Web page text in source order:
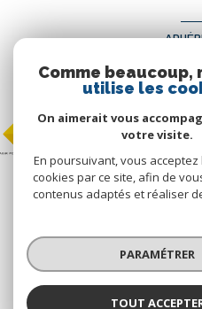
Nous
© 2026 | Tous
Comme beaucoup,
utilise les
On aimerait vous
votre visite.
En poursuivant, vous
cookies par ce site, afin de
contenus adaptés et réaliser
PARAMÉTRER
TOUT